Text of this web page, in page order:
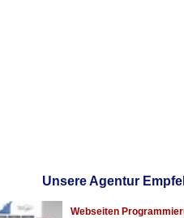
Unsere Agentur
Webseiten